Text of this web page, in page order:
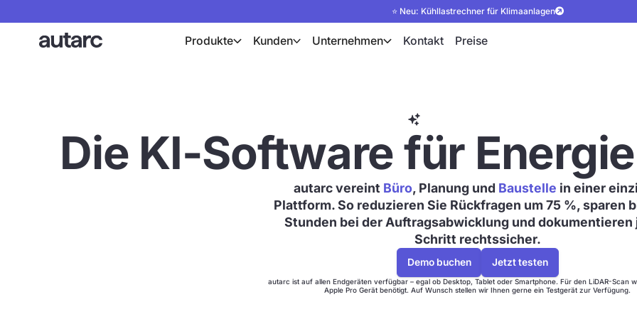
⭐ Neu: Kühllastrechner für Klimaanlagen
Produkte Kunden Unternehmen Kontakt Preise
Die KI-Software für
autarc vereint Büro, Planung und Baustelle in einer
Plattform. So reduzieren Sie Rückfragen um 75 %, sparen
Stunden bei der Auftragsabwicklung und dokumentieren
Schritt rechtssicher.
Demo buchen Jetzt testen
autarc ist auf allen Endgeräten verfügbar – egal ob Desktop, Tablet oder Smartphone. Für den LiDAR-Scan
Apple Pro Gerät benötigt. Auf Wunsch stellen wir Ihnen gerne ein Testgerät zur Verfügung.